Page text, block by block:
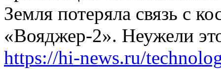
Земля потеряла связь с
«Вояджер-2». Неужели
https://hi-news.ru/